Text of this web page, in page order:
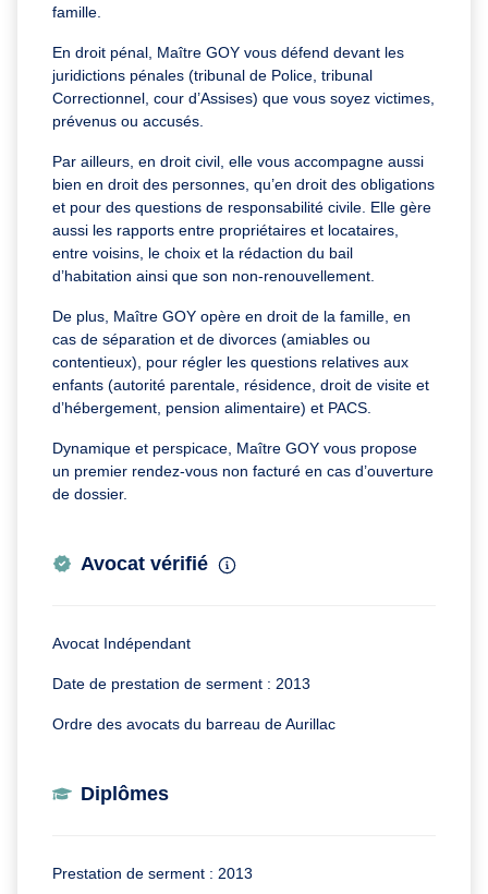
famille.
En droit pénal, Maître GOY vous défend devant les
juridictions pénales (tribunal de Police, tribunal
Correctionnel, cour d’Assises) que vous soyez victimes,
prévenus ou accusés.
Par ailleurs, en droit civil, elle vous accompagne aussi
bien en droit des personnes, qu’en droit des obligations
et pour des questions de responsabilité civile. Elle gère
aussi les rapports entre propriétaires et locataires,
entre voisins, le choix et la rédaction du bail
d’habitation ainsi que son non-renouvellement.
De plus, Maître GOY opère en droit de la famille, en
cas de séparation et de divorces (amiables ou
contentieux), pour régler les questions relatives aux
enfants (autorité parentale, résidence, droit de visite et
d’hébergement, pension alimentaire) et PACS.
Dynamique et perspicace, Maître GOY vous propose
un premier rendez-vous non facturé en cas d’ouverture
de dossier.
Avocat vérifié
Avocat Indépendant
Date de prestation de serment : 2013
Ordre des avocats du barreau de Aurillac
Diplômes
Prestation de serment : 2013